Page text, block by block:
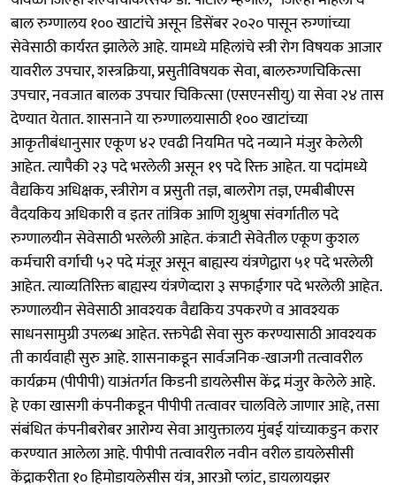
बाल रुग्णालय १०० खाटांचे असून डिसेंबर २०२० पासून रुग्णांच्या
सेवेसाठी कार्यरत झालेले आहे. यामध्ये महिलांचे स्त्री रोग विषयक आजार
यावरील उपचार, शस्त्रक्रिया, प्रसुतीविषयक सेवा, बालरुग्णचिकित्सा
उपचार, नवजात बालक उपचार चिकित्सा (एसएनसीयु) या सेवा २४ तास
देण्यात येतात. शासनाने या रुग्णालयासाठी १०० खाटांच्या
आकृतीबंधानुसार एकूण ४२ एवढी नियमित पदे नव्याने मंजुर केलेली
आहेत. त्यापैकी २३ पदे भरलेली असून १९ पदे रिक्त आहेत. या पदांमध्ये
वैद्यकिय अधिक्षक, स्त्रीरोग व प्रसुती तज्ञ, बालरोग तज्ञ, एमबीबीएस
वैदयकिय अधिकारी व इतर तांत्रिक आणि शुश्रुषा संवर्गातील पदे
रुग्णालयीन सेवेसाठी भरलेली आहेत. कंत्राटी सेवेतील एकूण कुशल
कर्मचारी वर्गाची ५२ पदे मंजूर असून बाह्यस्य यंत्रणेद्वारा ५१ पदे भरलेली
आहेत. त्याव्यतिरिक्त बाह्यस्य यंत्रणेव्दारा ३ सफाईगार पदे भरलेली आहेत.
रुग्णालयीन सेवेसाठी आवश्यक वैद्यकिय उपकरणे व आवश्यक
साधनसामुग्री उपलब्ध आहेत. रक्तपेढी सेवा सुरु करण्यासाठी आवश्यक
ती कार्यवाही सुरु आहे. शासनाकडून सार्वजनिक-खाजगी तत्वावरील
कार्यक्रम (पीपीपी) याअंतर्गत किडनी डायलेसीस केंद्र मंजुर केलेले आहे.
हे एका खासगी कंपनीकडून पीपीपी तत्वावर चालविले जाणार आहे, तसा
संबंधित कंपनीबरोबर आरोग्य सेवा आयुक्तालय मुंबई यांच्याकडुन करार
करण्यात आलेला आहे. पीपीपी तत्वावरील नवीन वरील डायलेसीसी
केंद्राकरीता १० हिमोडायलेसीस यंत्र, आरओ प्लांट, डायलायझर